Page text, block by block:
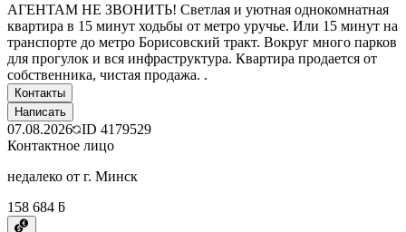
АГЕНТАМ НЕ ЗВОНИТЬ! Светлая и уютная однокомнатная
квартира в 15 минут ходьбы от метро уручье. Или 15 минут на
транспорте до метро Борисовский тракт. Вокруг много парков
для прогулок и вся инфраструктура. Квартира продается от
собственника, чистая продажа. .
Контакты
Написать
07.08.2026 ID 4179529
Контактное лицо
недалеко от г. Минск
158 684 ƃ